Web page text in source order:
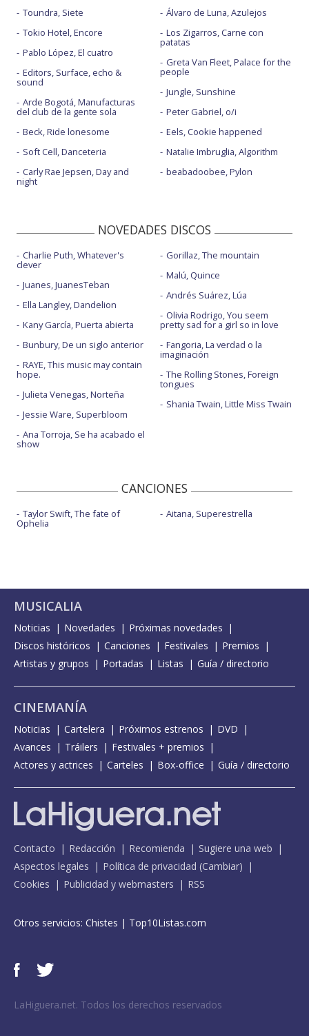
Toundra, Siete
Tokio Hotel, Encore
Pablo López, El cuatro
Editors, Surface, echo &
sound
Arde Bogotá, Manufacturas
del club de la gente sola
Beck, Ride lonesome
Soft Cell, Danceteria
Carly Rae Jepsen, Day and
night
Álvaro de Luna, Azulejos
Los Zigarros, Carne con
patatas
Greta Van Fleet, Palace for the
people
Jungle, Sunshine
Peter Gabriel, o/i
Eels, Cookie happened
Natalie Imbruglia, Algorithm
beabadoobee, Pylon
NOVEDADES DISCOS
Charlie Puth, Whatever's
clever
Juanes, JuanesTeban
Ella Langley, Dandelion
Kany García, Puerta abierta
Bunbury, De un siglo anterior
RAYE, This music may contain
hope.
Julieta Venegas, Norteña
Jessie Ware, Superbloom
Ana Torroja, Se ha acabado el
show
Gorillaz, The mountain
Malú, Quince
Andrés Suárez, Lúa
Olivia Rodrigo, You seem
pretty sad for a girl so in love
Fangoria, La verdad o la
imaginación
The Rolling Stones, Foreign
tongues
Shania Twain, Little Miss Twain
CANCIONES
Taylor Swift, The fate of
Ophelia
Aitana, Superestrella
MUSICALIA
Noticias Novedades
Próximas novedades
Discos históricos
Canciones Festivales
Premios
Artistas y grupos
Portadas Listas Guía / directorio
CINEMANÍA
Noticias Cartelera Próximos estrenos
DVD
Avances
Tráilers
Festivales + premios
Actores y actrices
Carteles Box-office Guía / directorio
Contacto Redacción Recomienda
Sugiere una web
Aspectos legales
Política de privacidad (Cambiar)
Cookies
Publicidad y webmasters RSS
Otros servicios: Chistes | Top10Listas.com
LaHiguera.net. Todos los derechos reservados